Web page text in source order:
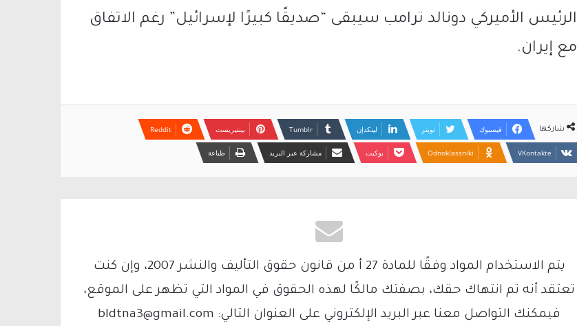
الرئيس الأميركي دونالد ترامب سيبقى “صديقًا كبيرًا لإسرائيل” رغم الاتفاق
مع إيران.
شاركها فيسبوك تويتر لينكدإن بينتيريست
Odnoklassniki بوكيت مشاركة عبر البريد طباعة
يتم الاستخدام المواد وفقًا للمادة 27 أ من قانون حقوق التأليف والنشر 2007، وإن كنت
تعتقد أنه تم انتهاك حقك، بصفتك مالكًا لهذه الحقوق في المواد التي تظهر على الموقع،
فيمكنك التواصل معنا عبر البريد الإلكتروني على العنوان التالي: bldtna3@gmail.com